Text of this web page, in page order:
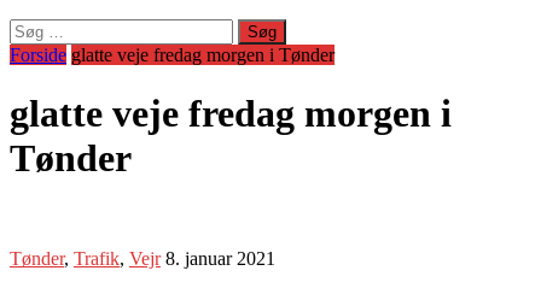
Søg
efter:
Forside glatte veje fredag morgen i Tønder
glatte veje fredag morgen i
Tønder
Tønder, Trafik, Vejr 8. januar 2021